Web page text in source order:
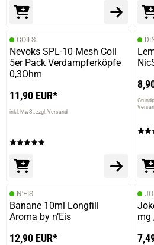
COILS
Nevoks SPL-10 Mesh Coil
5er Pack Verdampferköpfe
0,3Ohm
11,90 EUR*
inkl. MwSt. zzgl. Versand
N’EIS
Banane 10ml Longfill
Aroma by n‘Eis
12,90 EUR*
mg